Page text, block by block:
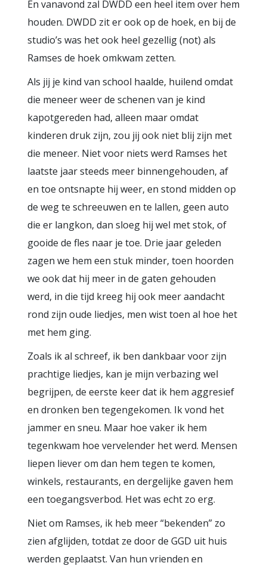
En vanavond zal DWDD een heel item over hem
houden. DWDD zit er ook op de hoek, en bij de
studio’s was het ook heel gezellig (not) als
Ramses de hoek omkwam zetten.
Als jij je kind van school haalde, huilend omdat
die meneer weer de schenen van je kind
kapotgereden had, alleen maar omdat
kinderen druk zijn, zou jij ook niet blij zijn met
die meneer. Niet voor niets werd Ramses het
laatste jaar steeds meer binnengehouden, af
en toe ontsnapte hij weer, en stond midden op
de weg te schreeuwen en te lallen, geen auto
die er langkon, dan sloeg hij wel met stok, of
gooide de fles naar je toe. Drie jaar geleden
zagen we hem een stuk minder, toen hoorden
we ook dat hij meer in de gaten gehouden
werd, in die tijd kreeg hij ook meer aandacht
rond zijn oude liedjes, men wist toen al hoe het
met hem ging.
Zoals ik al schreef, ik ben dankbaar voor zijn
prachtige liedjes, kan je mijn verbazing wel
begrijpen, de eerste keer dat ik hem aggresief
en dronken ben tegengekomen. Ik vond het
jammer en sneu. Maar hoe vaker ik hem
tegenkwam hoe vervelender het werd. Mensen
liepen liever om dan hem tegen te komen,
winkels, restaurants, en dergelijke gaven hem
een toegangsverbod. Het was echt zo erg.
Niet om Ramses, ik heb meer “bekenden” zo
zien afglijden, totdat ze door de GGD uit huis
werden geplaatst. Van hun vrienden en